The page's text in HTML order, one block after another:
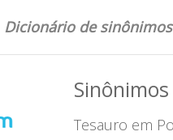
Dicionário de
Tesauro em